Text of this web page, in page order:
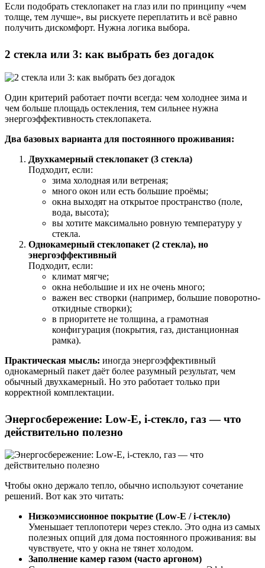
Если подобрать стеклопакет на глаз или по принципу «чем
толще, тем лучше», вы рискуете переплатить и всё равно
получить дискомфорт. Нужна логика выбора.
2 стекла или 3: как выбрать без догадок
Один критерий работает почти всегда: чем холоднее зима и
чем больше площадь остекления, тем сильнее нужна
энергоэффективность стеклопакета.
Два базовых варианта для постоянного проживания:
Двухкамерный стеклопакет (3 стекла)
Подходит, если:
зима холодная или ветреная;
много окон или есть большие проёмы;
окна выходят на открытое пространство (поле,
вода, высота);
вы хотите максимально ровную температуру у
стекла.
Однокамерный стеклопакет (2 стекла), но
энергоэффективный
Подходит, если:
климат мягче;
окна небольшие и их не очень много;
важен вес створки (например, большие поворотно-
откидные створки);
в приоритете не толщина, а грамотная
конфигурация (покрытия, газ, дистанционная
рамка).
Практическая мысль: иногда энергоэффективный
однокамерный пакет даёт более разумный результат, чем
обычный двухкамерный. Но это работает только при
корректной комплектации.
Энергосбережение: Low-E, i-стекло, газ — что
действительно полезно
Чтобы окно держало тепло, обычно используют сочетание
решений. Вот как это читать:
Низкоэмиссионное покрытие (Low-E / i-стекло)
Уменьшает теплопотери через стекло. Это одна из самых
полезных опций для дома постоянного проживания: вы
чувствуете, что у окна не тянет холодом.
Заполнение камер газом (часто аргоном)